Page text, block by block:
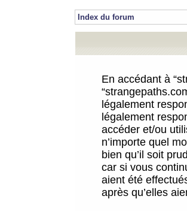
Index du forum
En accédant à
légalement
légalement
accéder et/ou
n’importe quel
bien qu’il soit
car si vous
aient été
après qu’elles